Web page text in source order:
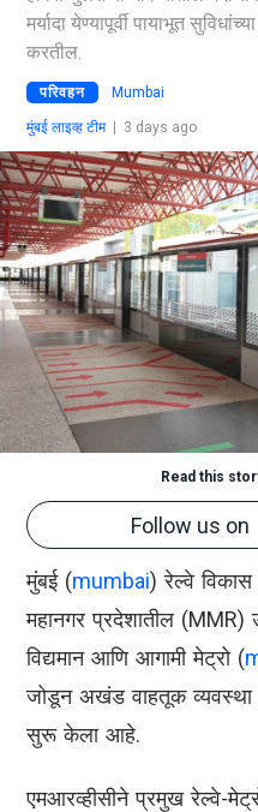
मर्यादा येण्यापूर्वी पायाभूत
करतील.
परिवहन Mumbai
मुंबई लाइव्ह टीम| 3 days ago
Read this
Follow us on
मुंबई (mumbai) रेल्वे
महानगर प्रदेशातील (MMR)
विद्यमान आणि आगामी मेट्रो (
जोडून अखंड वाहतूक व्यवस्था
सुरू केला आहे.
एमआरव्हीसीने प्रमुख रेल्वे-